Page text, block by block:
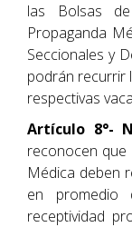
las Bolsas
Propaganda
Seccionales y
podrán recurrir
respectivas
Artículo 8°-
reconocen que
Médica deben
en
receptividad